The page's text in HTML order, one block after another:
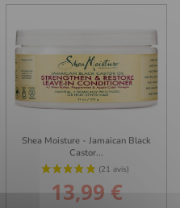
Shea Moisture - Jamaican Black
Castor...
Prix
13,99 €